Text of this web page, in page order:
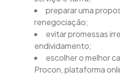
preparar uma
renegociação;
evitar promessas
endividamento;
escolher o melhor
Procon, plataforma